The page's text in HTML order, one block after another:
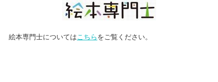
絵本専門士については こちら をご覧ください。